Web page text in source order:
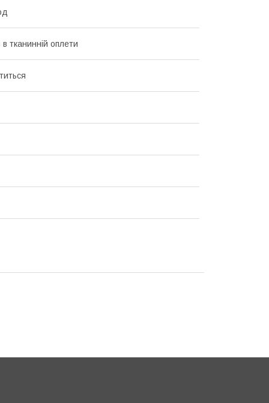
тканинній оплети